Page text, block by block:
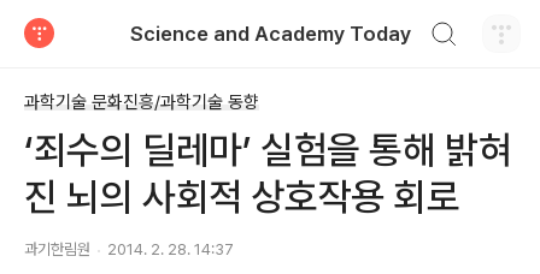
Science and Academy Today
과학기술 문화진흥/과학기술 동향
‘죄수의 딜레마’ 실험을 통해 밝혀
진 뇌의 사회적 상호작용 회로
과기한림원 2014. 2. 28. 14:37